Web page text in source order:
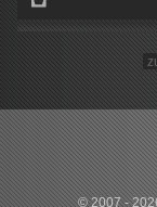
© 2007 -